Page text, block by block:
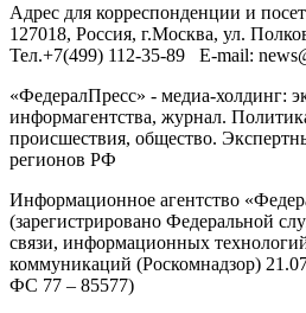
Адрес для корреспонденции и
127018, Россия, г.Москва, ул.
Тел.+7(499) 112-35-89 E-mail:
«ФедералПресс» - медиа-холдинг:
информагентства, журнал.
происшествия, общество.
регионов РФ
Информационное агентство
(зарегистрировано Федеральной
связи, информационных
коммуникаций (Роскомнадзор)
ФС 77 – 85577)